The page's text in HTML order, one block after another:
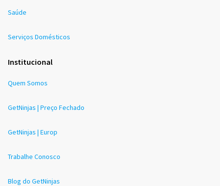
Saúde
Serviços Domésticos
Institucional
Quem Somos
GetNinjas | Preço Fechado
GetNinjas | Europ
Trabalhe Conosco
Blog do GetNinjas